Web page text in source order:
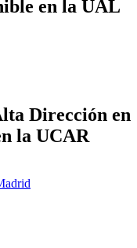
en la UAL
Dirección en
la UCAR